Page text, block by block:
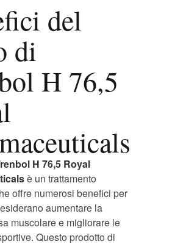
del
di
H 76,5
H 76,5 Royal
è un trattamento
offre numerosi benefici per
aumentare la
muscolare e migliorare le
Questo prodotto di